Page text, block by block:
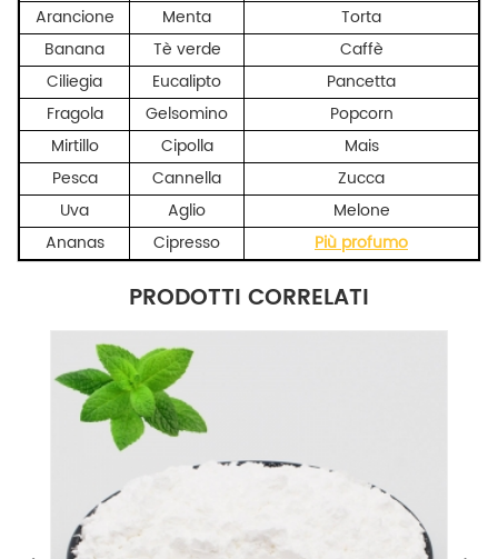
Arancione
Menta
Torta
Banana
Tè verde
Caffè
Ciliegia
Eucalipto
Pancetta
Fragola
Gelsomino
Popcorn
Mirtillo
Cipolla
Mais
Pesca
Cannella
Zucca
Uva
Aglio
Melone
Ananas
Cipresso Più profumo
PRODOTTI CORRELATI